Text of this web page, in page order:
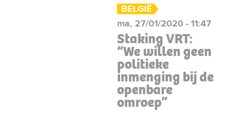
BELGIË
ma, 27/01/2020 - 11:47
Staking VRT:
“We willen geen
politieke
inmenging bij de
openbare
omroep”